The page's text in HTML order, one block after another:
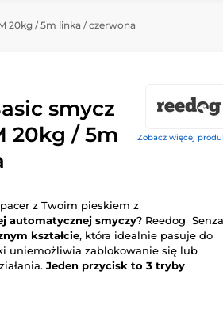
20kg / 5m linka / czerwona
Zobacz więcej
smycz
20kg / 5m
z Twoim pieskiem z
automatycznej smyczy? Reedog
kształcie, która idealnie pasuje do
uniemożliwia zablokowanie się lub
Jeden przycisk to 3 tryby